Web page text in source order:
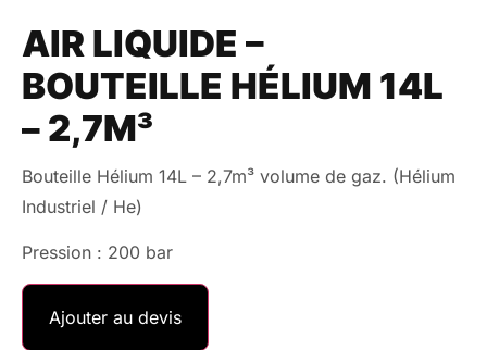
AIR LIQUIDE –
BOUTEILLE HÉLIUM 14L
– 2,7M³
Bouteille Hélium 14L – 2,7m³ volume de gaz. (Hélium
Industriel / He)
Pression : 200 bar
Ajouter au devis